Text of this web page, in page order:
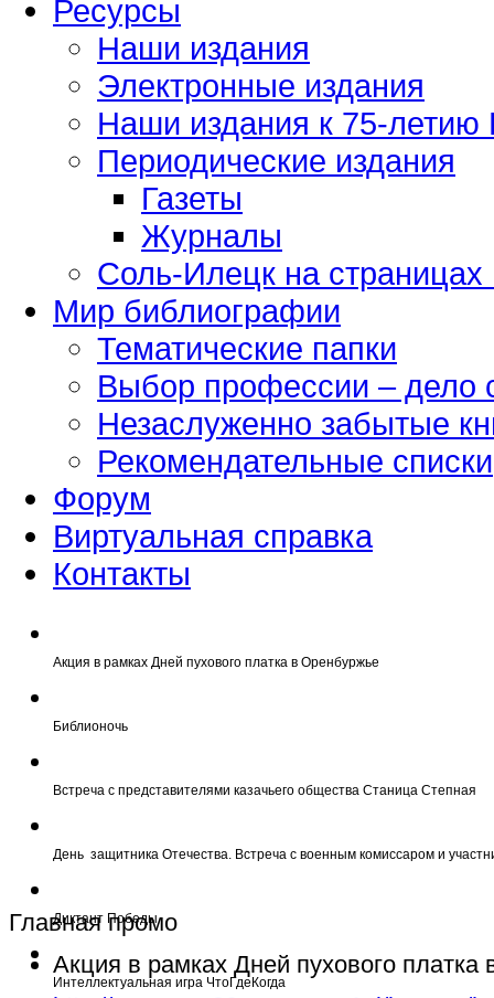
Ресурсы
Наши издания
Электронные издания
Наши издания к 75-
Периодические издания
Газеты
Журналы
Соль-Илецк на
Мир библиографии
Тематические папки
Выбор профессии – дело
Незаслуженно забытые
Рекомендательные списки
Форум
Виртуальная справка
Контакты
Акция в рамках Дней пухового платка в Оренбуржье
Библионочь
Встреча с представителями казачьего общества Станица Степная
День защитника Отечества. Встреча с военным комиссаром и
Диктант Победы
Интеллектуальная игра ЧтоГдеКогда
Главная промо
Акция в рамках Дней пухового платка